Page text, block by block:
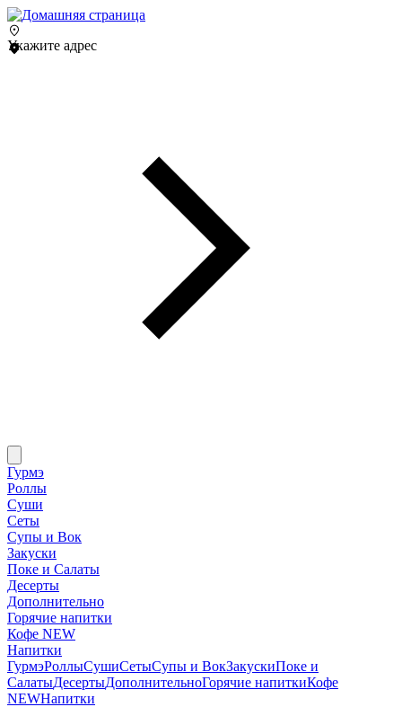
Укажите адрес
Гурмэ
Роллы
Суши
Сеты
Супы и Вок
Закуски
Поке и Салаты
Десерты
Дополнительно
Горячие напитки
Кофе NEW
Напитки
ГурмэРоллыСушиСетыСупы и ВокЗакускиПоке и
СалатыДесертыДополнительноГорячие напиткиКофе
NEWНапитки